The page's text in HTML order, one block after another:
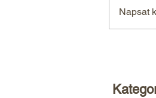
Napsat